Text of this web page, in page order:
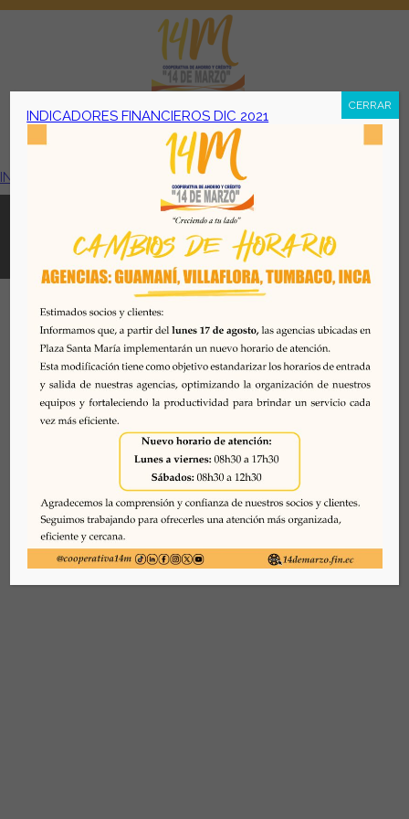
Menú
INDICADORES FINANCIEROS DIC 2021
Todos los derechos reservados. Se prohibe el uso o
reproducción del mismo sin autorización. COAC 14 DE
MARZO, 2026. Quito - Ecuador
Desarrollado por
INDICADORES FINANCIEROS DIC 2021
CERRAR